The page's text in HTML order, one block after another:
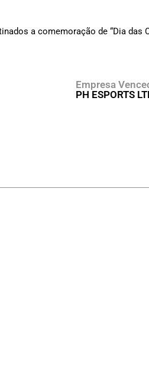
a comemoração de “Dia das
Empresa
PH ESPORTS